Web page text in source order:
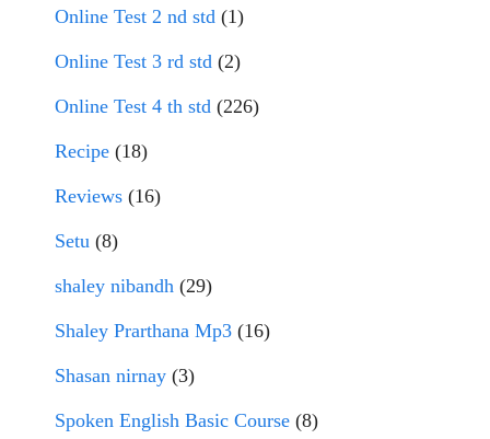
Online Test 2 nd std (1)
Online Test 3 rd std (2)
Online Test 4 th std (226)
Recipe (18)
Reviews (16)
Setu (8)
shaley nibandh (29)
Shaley Prarthana Mp3 (16)
Shasan nirnay (3)
Spoken English Basic Course (8)